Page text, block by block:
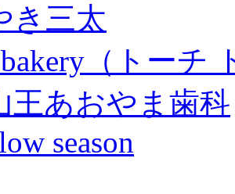
き三太
（トーチ
王あおやま歯科
season